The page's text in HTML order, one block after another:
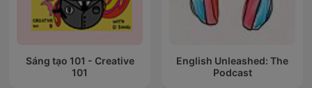
Sáng tạo 101 - Creative
101
English Unleashed: The
Podcast